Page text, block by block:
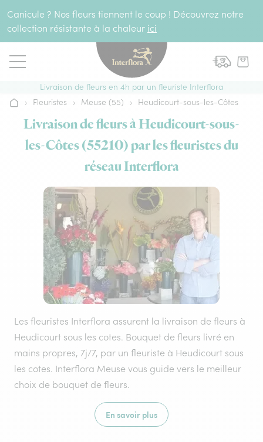
Canicule ? Nos fleurs tiennent le coup ! Découvrez notre
collection résistante à la chaleur ici
Livraison de fleurs en 4h par un fleuriste Interflora
Accueil
› Fleuristes › Meuse (55) › Heudicourt-sous-les-Côtes
Livraison de fleurs à Heudicourt-sous-
les-Côtes (55210) par les fleuristes du
réseau Interflora
Les fleuristes Interflora assurent la livraison de fleurs à
Heudicourt sous les cotes. Bouquet de fleurs livré en
mains propres, 7j/7, par un fleuriste à Heudicourt sous
les cotes. Interflora Meuse vous guide vers le meilleur
choix de bouquet de fleurs.
En savoir plus